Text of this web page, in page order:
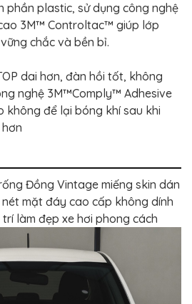
phần plastic, sử dụng công nghệ
3M™ Controltac™ giúp lớp
chắc và bền bỉ.
dai hơn, đàn hồi tốt, không
nghệ 3M™Comply™ Adhesive
không để lại bóng khí sau khi
Đồng Vintage miếng skin dán
nét mặt đáy cao cấp không dính
làm đẹp xe hơi phong cách